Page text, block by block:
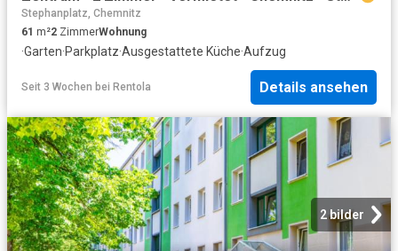
Stephanplatz, Chemnitz
61 m²2 ZimmerWohnung
·Garten·Parkplatz·Ausgestattete Küche·Aufzug
Seit 3 Wochen bei Rentola Details ansehen
2 bilder